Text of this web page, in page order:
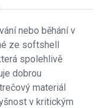
nebo běhání v
ze softshell
spolehlivě
dobrou
materiál
v kritickým